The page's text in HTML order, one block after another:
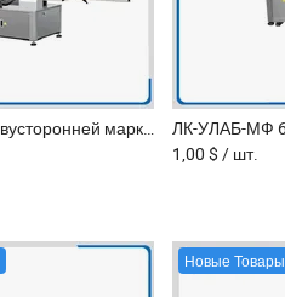
Машина для двусторонней маркировки квадратных и плоских бутылок LQ-ULAB-MF 666
1,00 $ / шт.
Новые Товары